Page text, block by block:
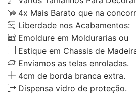
4x Mais Barato que na
Liberdade nos Acabamentos:
Emoldure em Moldurarias ou
Estique em Chassis de
Enviamos as telas enroladas.
4cm de borda branca extra.
Dispensa vidro de proteção.